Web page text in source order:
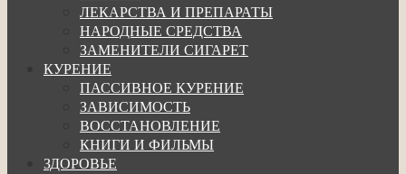
ЛЕКАРСТВА И ПРЕПАРАТЫ
НАРОДНЫЕ СРЕДСТВА
ЗАМЕНИТЕЛИ СИГАРЕТ
КУРЕНИЕ
ПАССИВНОЕ КУРЕНИЕ
ЗАВИСИМОСТЬ
ВОССТАНОВЛЕНИЕ
КНИГИ И ФИЛЬМЫ
ЗДОРОВЬЕ